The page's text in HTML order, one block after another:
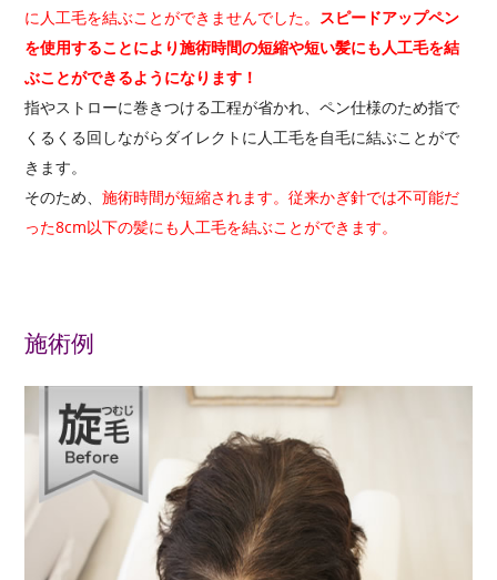
に人工毛を結ぶことができませんでした。 スピードアップペン
を使用することにより施術時間の短縮や短い髪にも人工毛を結
ぶことができるようになります！
指やストローに巻きつける工程が省かれ、ペン仕様のため指で
くるくる回しながらダイレクトに人工毛を自毛に結ぶことがで
きます。
そのため、施術時間が短縮されます。従来かぎ針では不可能だ
った8cm以下の髪にも人工毛を結ぶことができます。
施術例